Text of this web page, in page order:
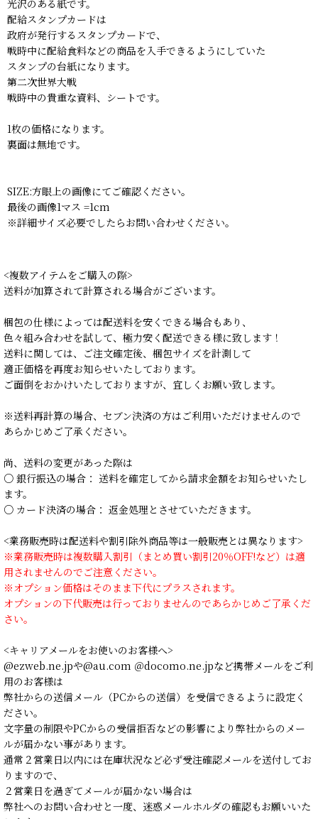
光沢のある紙です。
配給スタンプカードは
政府が発行するスタンプカードで、
戦時中に配給食料などの商品を入手できるようにしていた
スタンプの台紙になります。
第二次世界大戦
戦時中の貴重な資料、シートです。
1枚の価格になります。
裏面は無地です。
SIZE:方眼上の画像にてご確認ください。
最後の画像1マス =1cm
※詳細サイズ必要でしたらお問い合わせください。
<複数アイテムをご購入の際>
送料が加算されて計算される場合がございます。
梱包の仕様によっては配送料を安くできる場合もあり、
色々組み合わせを試して、極力安く配送できる様に致します！
送料に関しては、ご注文確定後、梱包サイズを計測して
適正価格を再度お知らせいたしております。
ご面倒をおかけいたしておりますが、宜しくお願い致します。
※送料再計算の場合、セブン決済の方はご利用いただけませんので
あらかじめご了承ください。
尚、送料の変更があった際は
○ 銀行振込の場合： 送料を確定してから請求金額をお知らせいたし
ます。
○ カード決済の場合： 返金処理とさせていただきます。
<業務販売時は配送料や割引除外商品等は一般販売とは異なります>
※業務販売時は複数購入割引（まとめ買い割引20％OFF!など）は適
用されませんのでご注意ください。
※オプション価格はそのまま下代にプラスされます。
オプションの下代販売は行っておりませんのであらかじめご了承くだ
さい。
<キャリアメールをお使いのお客様へ>
@ezweb.ne.jpや@au.com ＠docomo.ne.jpなど携帯メールをご利
用のお客様は
弊社からの送信メール（PCからの送信）を受信できるように設定く
ださい。
文字量の制限やPCからの受信拒否などの影響により弊社からのメー
ルが届かない事があります。
通常２営業日以内には在庫状況など必ず受注確認メールを送付してお
りますので、
２営業日を過ぎてメールが届かない場合は
弊社へのお問い合わせと一度、迷惑メールホルダの確認もお願いいた